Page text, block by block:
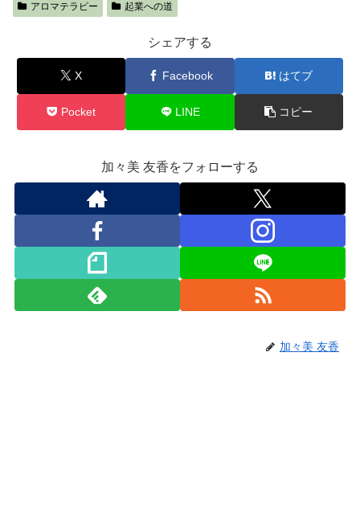
アロマテラピー 起業への道
シェアする
X Facebook はてブ
Pocket LINE コピー
加々美 友香をフォローする
加々美 友香